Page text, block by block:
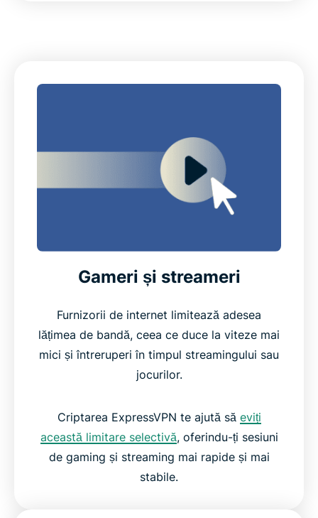
Gameri și streameri
Furnizorii de internet limitează adesea
lățimea de bandă, ceea ce duce la viteze mai
mici și întreruperi în timpul streamingului sau
jocurilor.
Criptarea ExpressVPN te ajută să eviți
această limitare selectivă, oferindu-ți sesiuni
de gaming și streaming mai rapide și mai
stabile.